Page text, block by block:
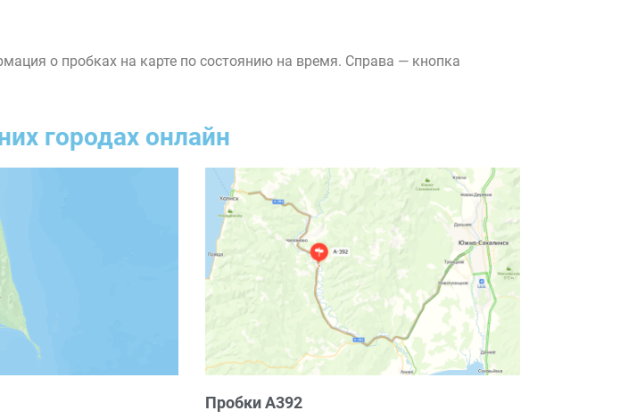
о пробках на карте по состоянию на время. Справа — кнопка
городах онлайн
Пробки А392